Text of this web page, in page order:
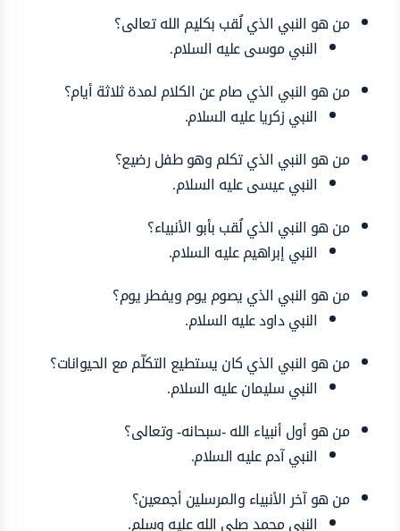
من هو النبي الذي لُقب بكليم الله تعالى؟
النبي موسى عليه السلام.
من هو النبي الذي صام عن الكلام لمدة ثلاثة أيام؟
النبي زكريا عليه السلام.
من هو النبي الذي تكلم وهو طفل رضيع؟
النبي عيسى عليه السلام.
من هو النبي الذي لُقب بأبو الأنبياء؟
النبي إبراهيم عليه السلام.
من هو النبي الذي يصوم يوم ويفطر يوم؟
النبي داود عليه السلام.
من هو النبي الذي كان يستطيع التكلّم مع الحيوانات؟
النبي سليمان عليه السلام.
من هو أول أنبياء الله -سبحانه- وتعالى؟
النبي آدم عليه السلام.
من هو آخر الأنبياء والمرسلين أجمعين؟
النبي محمد صلى الله عليه وسلم.